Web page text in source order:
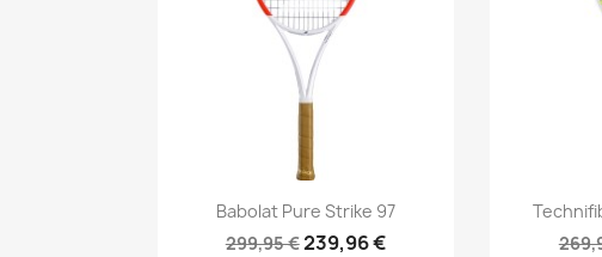
Aperçu rapide
Babolat Pure Strike 97
299,95 €239,96 €
